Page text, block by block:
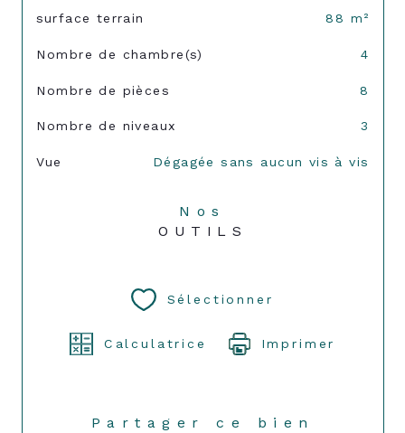
surface terrain 88 m²
Nombre de chambre(s) 4
Nombre de pièces 8
Nombre de niveaux 3
Vue Dégagée sans aucun vis à vis
Nos
OUTILS
Sélectionner
Calculatrice Imprimer
Partager ce bien